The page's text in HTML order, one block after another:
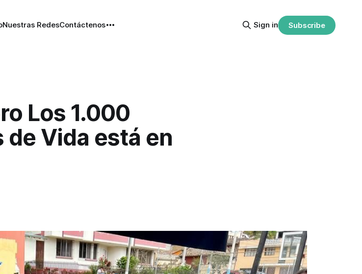
Nuestras RedesContáctenos Sign in Subscribe
Los 1.000
de Vida está en